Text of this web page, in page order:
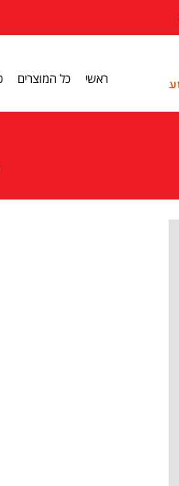
ראשי כל המוצרים